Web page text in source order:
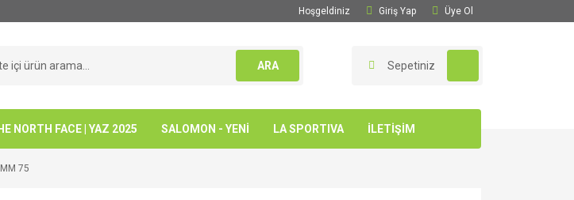
Hoşgeldiniz Giriş Yap Üye Ol
ARA Sepetiniz
NORTH FACE | YAZ 2025 SALOMON - YENİ LA SPORTIVA İLETİŞİM
75